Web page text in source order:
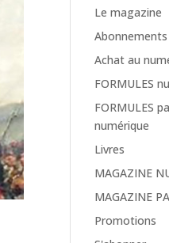
Le magazine
Abonnements
Achat au
FORMULES
FORMULES
numérique
Livres
MAGAZINE
MAGAZINE
Promotions